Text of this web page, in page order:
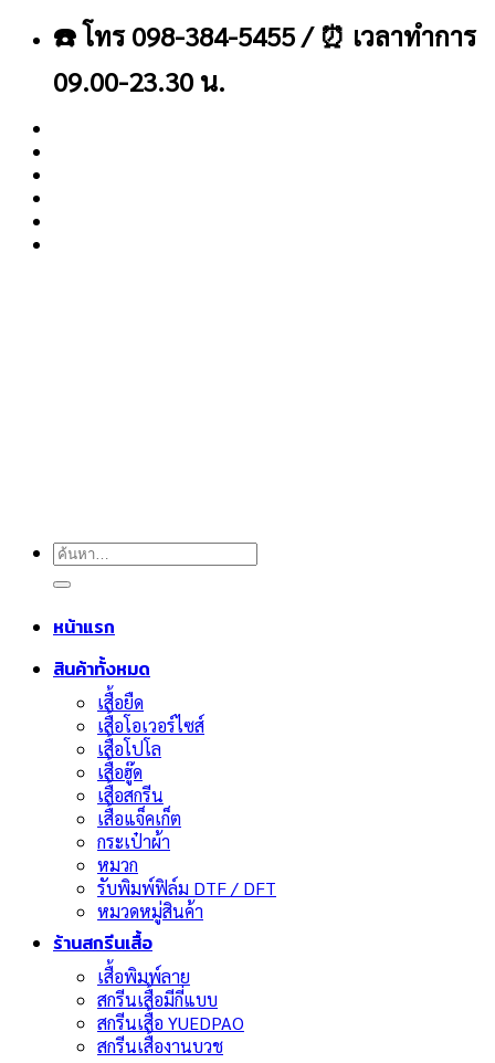
เนื้อหา
☎️ โทร 098-384-5455 / ⏰ เวลาทำการ
09.00-23.30 น.
ค้นหา:
หน้าแรก
สินค้าทั้งหมด
เสื้อยืด
เสื้อโอเวอร์ไซส์
เสื้อโปโล
เสื้อฮู๊ด
เสื้อสกรีน
เสื้อแจ็คเก็ต
กระเป๋าผ้า
หมวก
รับพิมพ์ฟิล์ม DTF / DFT
หมวดหมู่สินค้า
ร้านสกรีนเสื้อ
เสื้อพิมพ์ลาย
สกรีนเสื้อมีกี่แบบ
สกรีนเสื้อ YUEDPAO
สกรีนเสื้องานบวช